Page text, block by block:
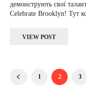
демонструють свої
Celebrate Brooklyn! Тут
VIEW POST
1 2 3